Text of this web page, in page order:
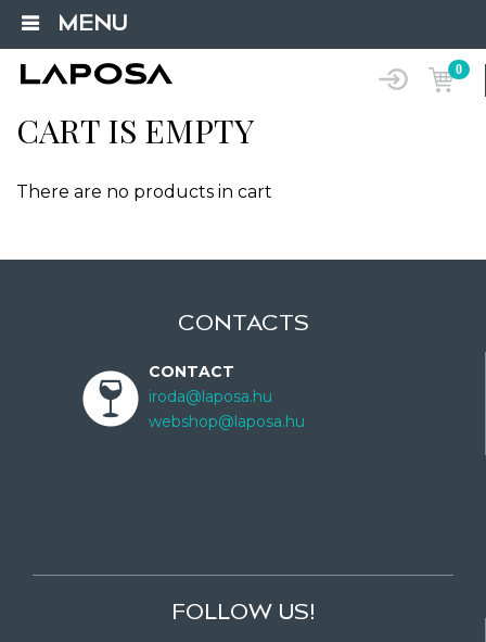
MENU
0
CART IS EMPTY
There are no products in cart
CONTACTS
CONTACT
iroda@laposa.hu
webshop@laposa.hu
FOLLOW US!